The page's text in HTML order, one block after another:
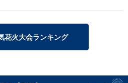
花火大会ランキング